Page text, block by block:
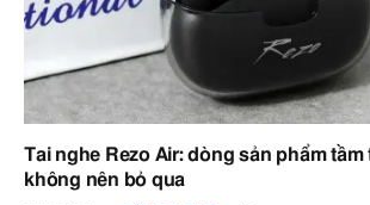
Tai nghe Rezo Air: dòng sản phẩm tầm
không nên bỏ qua